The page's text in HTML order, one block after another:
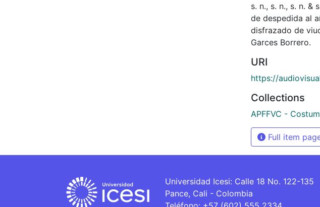
s. n., s. n., s. n. &
de despedida al
disfrazado de
Garces Borrero.
URI
https://
Collections
APFFVC -
Full item
Universidad Icesi: Calle 18 No. 122-135
Pance, Cali - Colombia